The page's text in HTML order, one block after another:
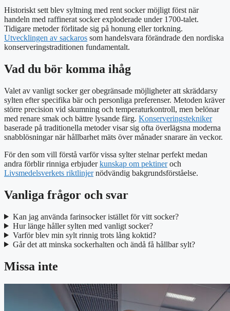
Historiskt sett blev syltning med rent socker möjligt först när
handeln med raffinerat socker exploderade under 1700-talet.
Tidigare metoder förlitade sig på honung eller torkning.
Utvecklingen av sackaros som handelsvara förändrade den nordiska
konserveringstraditionen fundamentalt.
Vad du bör komma ihåg
Valet av vanligt socker ger obegränsade möjligheter att skräddarsy
sylten efter specifika bär och personliga preferenser. Metoden kräver
större precision vid skumning och temperaturkontroll, men belönar
med renare smak och bättre lysande färg. Konserveringstekniker
baserade på traditionella metoder visar sig ofta överlägsna moderna
snabblösningar när hållbarhet mäts över månader snarare än veckor.
För den som vill förstå varför vissa sylter stelnar perfekt medan
andra förblir rinniga erbjuderkunskap om pektineroch
Livsmedelsverkets riktlinjernödvändig bakgrundsförståelse.
Vanliga frågor och svar
Kan jag använda farinsocker istället för vitt socker?
Hur länge håller sylten med vanligt socker?
Varför blev min sylt rinnig trots lång koktid?
Går det att minska sockerhalten och ändå få hållbar sylt?
Missa inte